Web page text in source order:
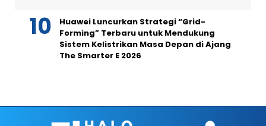
Huawei Luncurkan Strategi “Grid-
Forming” Terbaru untuk Mendukung
Sistem Kelistrikan Masa Depan di Ajang
The Smarter E 2026